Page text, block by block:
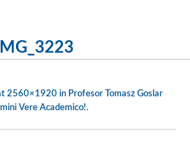
IMG_3223
2560×1920 in Profesor Tomasz Goslar
Vere Academico!.